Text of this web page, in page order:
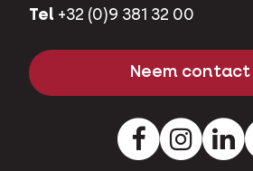
Tel +32 (0)9 381 32 00
Neem contact
Facebook